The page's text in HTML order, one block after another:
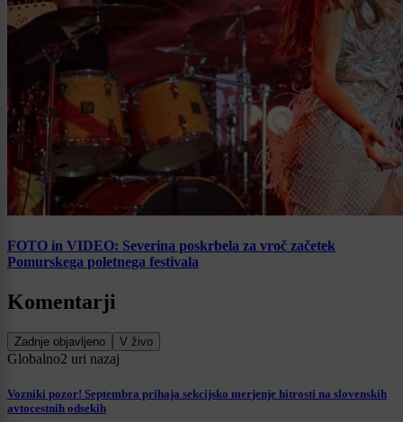
FOTO in VIDEO: Severina poskrbela za vroč začetek
Pomurskega poletnega festivala
Komentarji
Zadnje objavljeno V živo
Globalno2 uri nazaj
Vozniki pozor! Septembra prihaja sekcijsko merjenje hitrosti na slovenskih
avtocestnih odsekih